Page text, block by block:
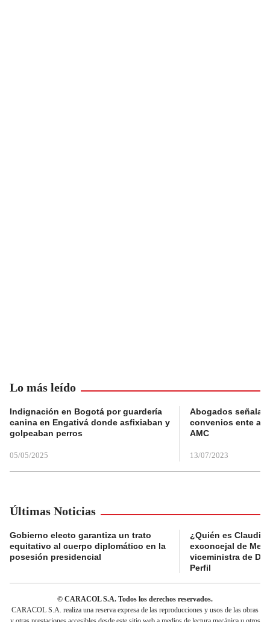
Lo más leído
Indignación en Bogotá por guardería
canina en Engativá donde asfixiaban y
golpeaban perros
05/05/2025
Abogados
convenios ente
AMC
13/07/2023
Últimas Noticias
Gobierno electo garantiza un trato
equitativo al cuerpo diplomático en la
posesión presidencial
¿Quién es Claudia
exconcejal de
viceministra de
Perfil
© CARACOL S.A. Todos los derechos reservados.
CARACOL S.A. realiza una reserva expresa de las reproducciones y usos de las obras